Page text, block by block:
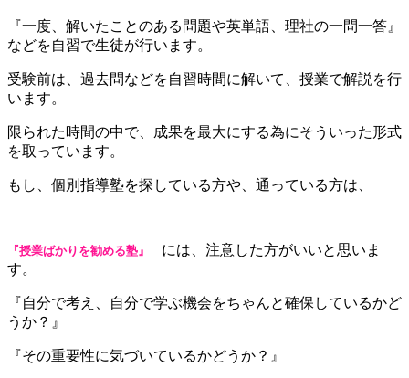
『一度、解いたことのある問題や英単語、理社の一問一答』
などを自習で生徒が行います。
受験前は、過去問などを自習時間に解いて、授業で解説を行
います。
限られた時間の中で、成果を最大にする為にそういった形式
を取っています。
もし、個別指導塾を探している方や、通っている方は、
『授業ばかりを勧める塾』 には、注意した方がいいと思いま
す。
『自分で考え、自分で学ぶ機会をちゃんと確保しているかど
うか？』
『その重要性に気づいているかどうか？』